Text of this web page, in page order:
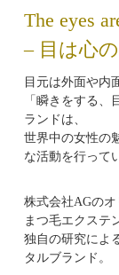
The eyes
– 目は心
目元は外面や内
「瞬きをする
ランドは、
世界中の女性の
な活動を行って
株式会社AGの
まつ毛エクステ
独自の研究によ
タルブランド。